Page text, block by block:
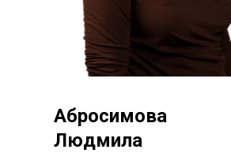
Абросимова
Людмила